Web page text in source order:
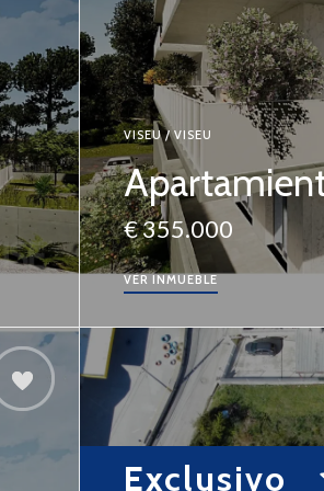
VISEU / VISEU
€ 355.000
VER INMUEBLE
Exclusivo